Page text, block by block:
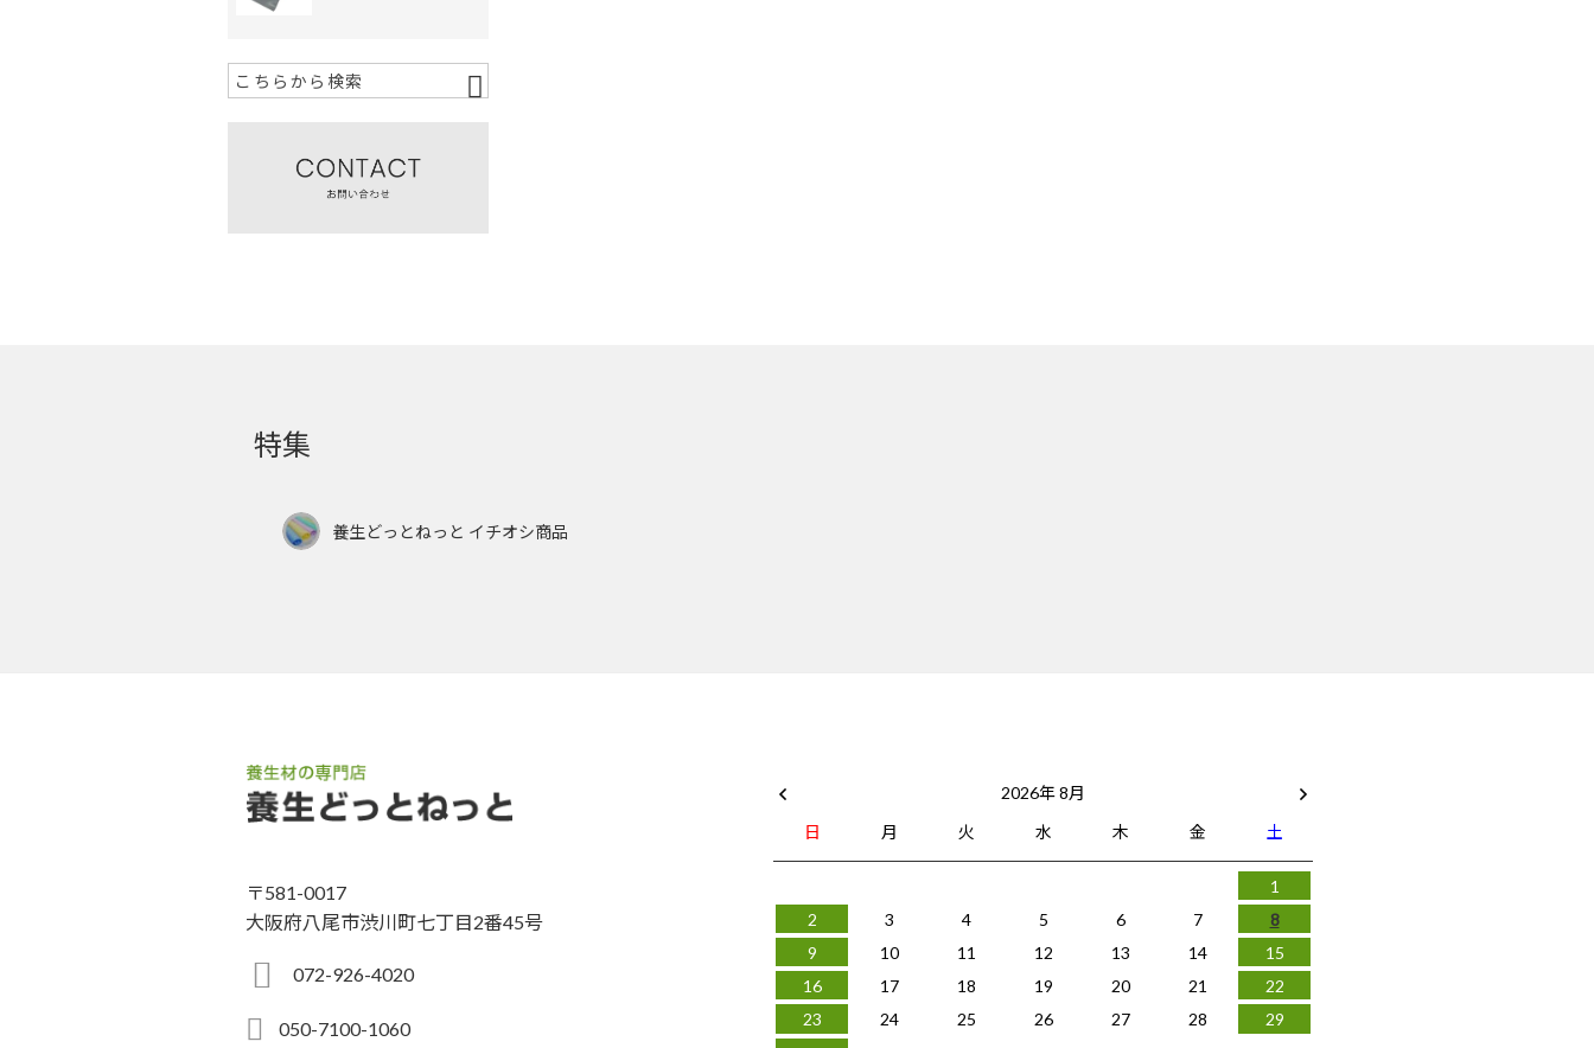
特集
養生どっとねっと イチオシ商品
〒581-0017
大阪府八尾市渋川町七丁目2番45号
072-926-4020
050-7100-1060
2026年 8月
日
月 火 水 木 金 土
1
2
3 4 5 6 7
8
9
10 11 12 13 14
15
16
17 18 19 20 21
22
23
24 25 26 27 28
29